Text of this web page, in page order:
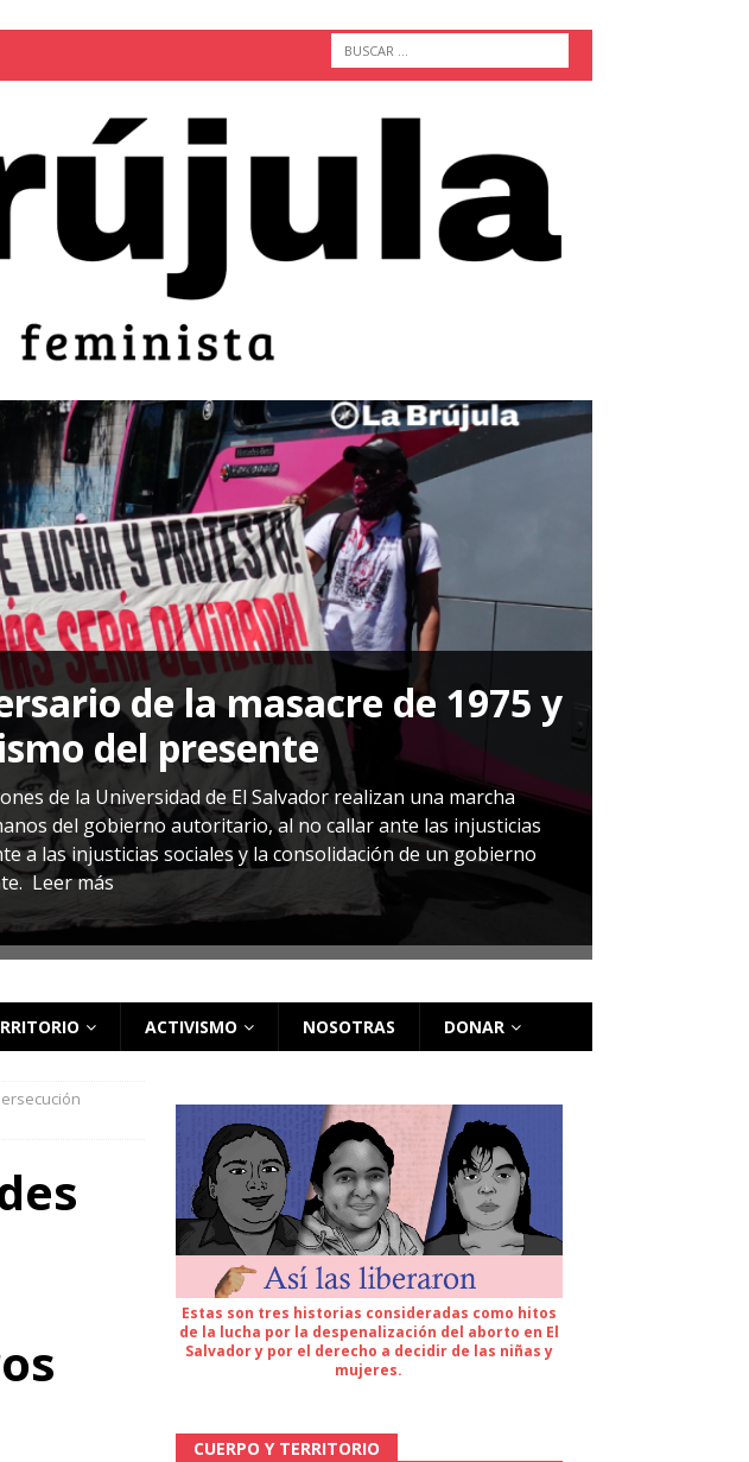
del territorio
el
del régimen de
2027
de la masacre de 1975 y
del presente
de la Universidad de El Salvador realizan una marcha
del gobierno autoritario, al no callar ante las injusticias
a las injusticias sociales y la consolidación de un gobierno
Leer más
ACTIVISMO NOSOTRAS DONAR
Estas son tres historias consideradas como hitos
de la lucha por la despenalización del aborto en El
Salvador y por el derecho a decidir de las niñas y
mujeres.
CUERPO Y TERRITORIO